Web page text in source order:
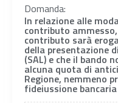
Domanda:
In relazione alle
contributo
contributo sarà
della presentazione
(SAL) e che il bando
alcuna quota di
Regione, nemmeno
fideiussione